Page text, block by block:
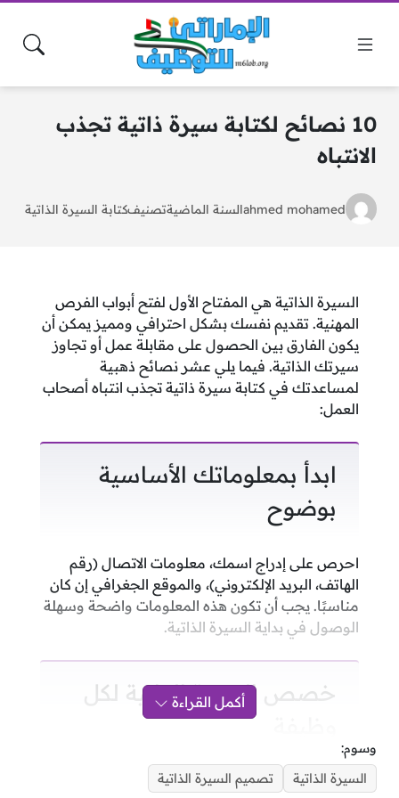
10 نصائح لكتابة سيرة ذاتية تجذب
الانتباه
ahmed mohamedالسنة الماضيةتصنيفكتابة السيرة الذاتية
السيرة الذاتية هي المفتاح الأول لفتح أبواب الفرص
المهنية. تقديم نفسك بشكل احترافي ومميز يمكن أن
يكون الفارق بين الحصول على مقابلة عمل أو تجاوز
سيرتك الذاتية. فيما يلي عشر نصائح ذهبية
لمساعدتك في كتابة سيرة ذاتية تجذب انتباه أصحاب
العمل:
ابدأ بمعلوماتك الأساسية
بوضوح
احرص على إدراج اسمك، معلومات الاتصال (رقم
الهاتف، البريد الإلكتروني)، والموقع الجغرافي إن كان
مناسبًا. يجب أن تكون هذه المعلومات واضحة وسهلة
الوصول في بداية السيرة الذاتية.
خصص السيرة الذاتية لكل
تجنب إرسال نفس السيرة الذاتية لجميع الوظائف.
أكمل القراءة
وسوم:
السيرة الذاتية
تصميم السيرة الذاتية